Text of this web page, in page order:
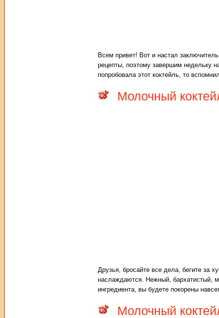
Всем привет! Вот и настал
рецепты, поэтому завершим недельку
попробовала этот коктейль, то
Молочный
Друзья, бросайте все дела, бегите за
наслаждаются. Нежный, бархатистый,
ингредиента, вы будете покорены
Молочный